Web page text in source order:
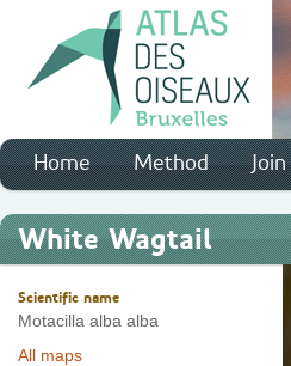
Home Method Join
White Wagtail
Scientific name
Motacilla alba alba
All maps